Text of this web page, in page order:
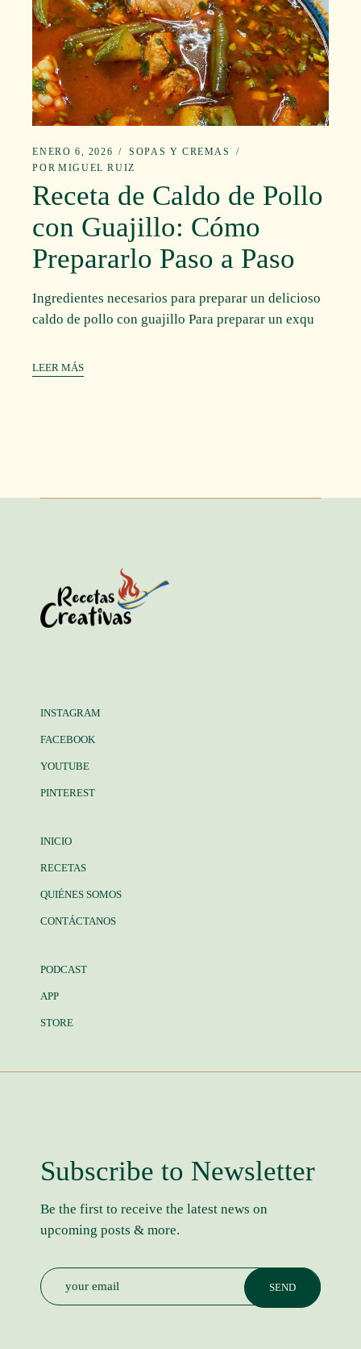
ENERO 6, 2026
SOPAS Y CREMAS
POR MIGUEL RUIZ
Receta de Caldo de Pollo
con Guajillo: Cómo
Prepararlo Paso a Paso
Ingredientes necesarios para preparar un delicioso
caldo de pollo con guajillo Para preparar un exqu
LEER MÁS
INSTAGRAM
FACEBOOK
YOUTUBE
PINTEREST
INICIO
RECETAS
QUIÉNES SOMOS
CONTÁCTANOS
PODCAST
APP
STORE
Subscribe to Newsletter
Be the first to receive the latest news on
upcoming posts & more.